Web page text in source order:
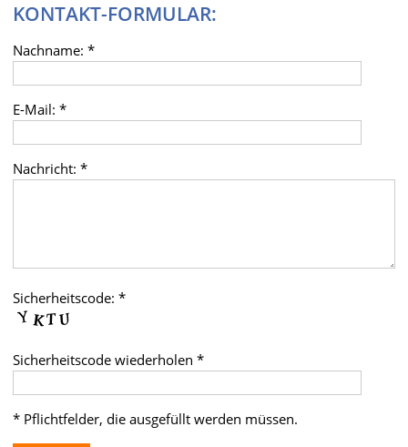
KONTAKT-FORMULAR:
Nachname: *
E-Mail: *
Nachricht: *
Sicherheitscode: *
Sicherheitscode wiederholen *
* Pflichtfelder, die ausgefüllt werden müssen.